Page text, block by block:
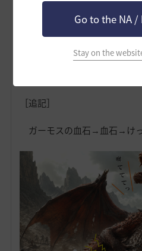
Go to the NA /
Stay on the
でも、「逆流したガーモス
上がる～」にしても、基本の
ね (´･ω･｀)
［追記］
ガーモスの血石→血石→け